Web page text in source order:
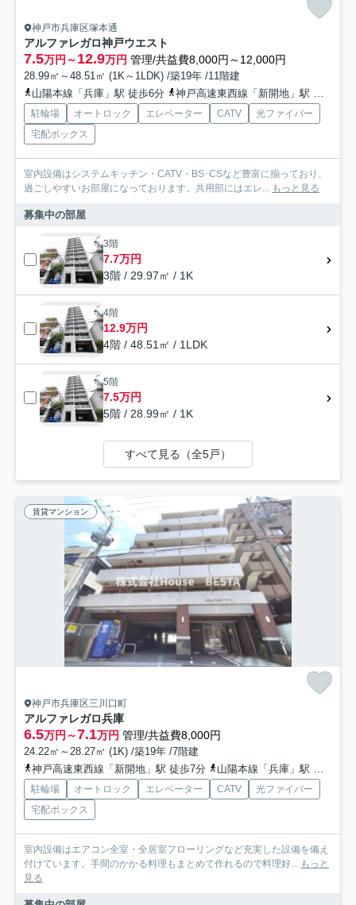
神戸市兵庫区塚本通
アルファレガロ神戸ウエスト
7.5万円～12.9万円 管理/共益費8,000円～12,000円
28.99㎡～48.51㎡ (1K～1LDK) /築19年 /11階建
山陽本線「兵庫」駅 徒歩6分
神戸高速東西線「新開地」駅 徒歩7分
駐輪場 オートロック エレベーター CATV
光ファイバー
宅配ボックス
室内設備はシステムキッチン・CATV・BS･CSなど豊富に揃っており、
過ごしやすいお部屋になっております。共用部にはエレ...
もっと見る
募集中の部屋
3階
7.7万円
3階 / 29.97㎡ / 1K
4階
12.9万円
4階 / 48.51㎡ / 1LDK
5階
7.5万円
5階 / 28.99㎡ / 1K
すべて見る（全5戸）
賃貸マンション
神戸市兵庫区三川口町
アルファレガロ兵庫
6.5万円～7.1万円 管理/共益費8,000円
24.22㎡～28.27㎡ (1K) /築19年 /7階建
神戸高速東西線「新開地」駅 徒歩7分
山陽本線「兵庫」駅 徒歩10分
駐輪場 オートロック エレベーター CATV
光ファイバー
宅配ボックス
室内設備はエアコン全室・全居室フローリングなど充実した設備を備え
付けています。手間のかかる料理もまとめて作れるので料理好...
もっと
見る